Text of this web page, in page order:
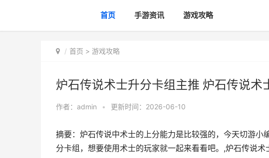
首页 手游资讯 游戏攻略
首页 > 游戏攻略
炉石传说术士升分卡组主推 炉石传说术
作者： admin • 更新时间：2026-06-10
摘要：炉石传说中术士的上分能力是比较强的，今天切游
分卡组，想要使用术士的玩家就一起来看看吧。,炉石传说